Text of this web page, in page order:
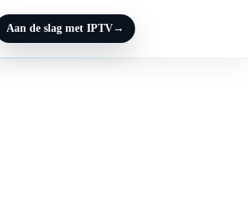
Aan de slag met IPTV→